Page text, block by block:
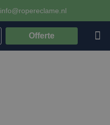
info@ropereclame.nl
Offerte